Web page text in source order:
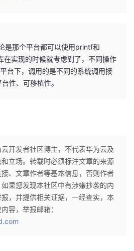
是那个平台都可以使用printf和
在实现的时候就考虑到了，不同操作
台下，调用的是不同的系统调用接
性、可移植性。
云开发者社区博主，不代表华为云及
立场。转载时必须标注文章的来源
接、文章作者等基本信息，否则作者
果您发现本社区中有涉嫌抄袭的内
，并提供相关证据，一经查实，本
容，举报邮箱：